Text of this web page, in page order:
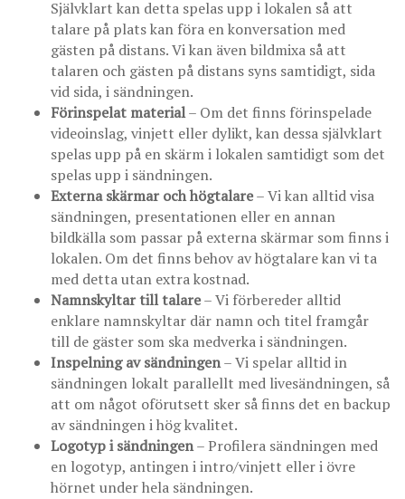
Självklart kan detta spelas upp i lokalen så att
talare på plats kan föra en konversation med
gästen på distans. Vi kan även bildmixa så att
talaren och gästen på distans syns samtidigt, sida
vid sida, i sändningen.
Förinspelat material– Om det finns förinspelade
videoinslag, vinjett eller dylikt, kan dessa självklart
spelas upp på en skärm i lokalen samtidigt som det
spelas upp i sändningen.
Externa skärmar och högtalare– Vi kan alltid visa
sändningen, presentationen eller en annan
bildkälla som passar på externa skärmar som finns i
lokalen. Om det finns behov av högtalare kan vi ta
med detta utan extra kostnad.
Namnskyltar till talare– Vi förbereder alltid
enklare namnskyltar där namn och titel framgår
till de gäster som ska medverka i sändningen.
Inspelning av sändningen– Vi spelar alltid in
sändningen lokalt parallellt med livesändningen, så
att om något oförutsett sker så finns det en backup
av sändningen i hög kvalitet.
Logotyp i sändningen– Profilera sändningen med
en logotyp, antingen i intro/vinjett eller i övre
hörnet under hela sändningen.